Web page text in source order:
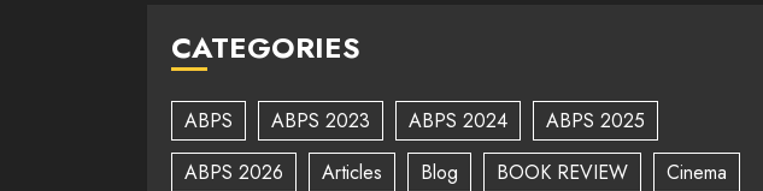
CATEGORIES
ABPS ABPS 2023 ABPS 2024
ABPS 2025
ABPS 2026
Articles Blog BOOK REVIEW
Cinema